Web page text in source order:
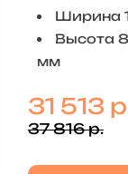
Ширина
Высота
мм
31 513
37 816 р.